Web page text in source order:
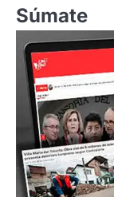
Súmate